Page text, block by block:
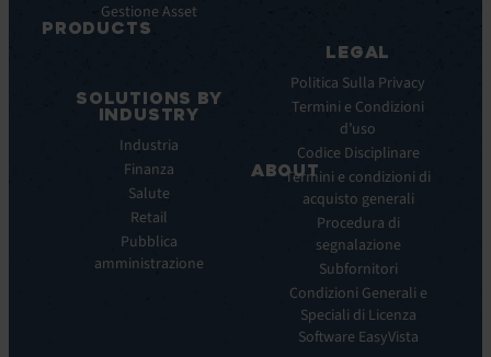
PRODUCTS
Service
Manager
Experience
Monitoring:
Gestione Asset
SOLUTIONS BY
INDUSTRY
Industria
Finanza
Salute
Retail
Pubblica
amministrazione
Comunicati
stampa
ABOUT
visione
nostra
LEGAL
Politica Sulla Privacy
Termini e Condizioni
d’uso
Codice Disciplinare
Termini e condizioni di
acquisto generali
Procedura di
segnalazione
Subfornitori
Condizioni Generali e
Speciali di Licenza
Software EasyVista